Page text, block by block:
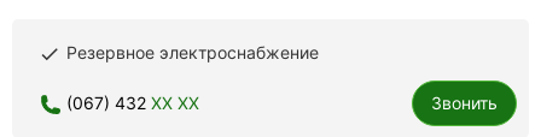
done Резервное электроснабжение
(067) 432 XX XX Звонить